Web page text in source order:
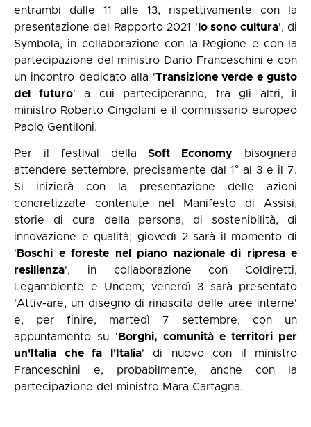
entrambi dalle 11 alle 13, rispettivamente con la
presentazione del Rapporto 2021 ' lo sono cultura', di
Symbola, in collaborazione con la Regione e con la
partecipazione del ministro Dario Franceschini e con
un incontro dedicato alla 'Transizione verde e gusto
del futuro' a cui parteciperanno, fra gli altri, il
ministro Roberto Cingolani e il commissario europeo
Paolo Gentiloni.
Per il festival dellaSoft Economy bisognerà
attendere settembre, precisamente dal 1° al 3 e il 7.
Si inizierà con la presentazione delle azioni
concretizzate contenute nel Manifesto di Assisi,
storie di cura della persona, di sostenibilità, di
innovazione e qualità; giovedì 2 sarà il momento di
' Boschi e foreste nel piano nazionale di ripresa e
resilienza', in collaborazione con Coldiretti,
Legambiente e Uncem; venerdì 3 sarà presentato
'Attiv-are, un disegno di rinascita delle aree interne'
e, per finire, martedì 7 settembre, con un
appuntamento su ' Borghi, comunità e territori per
un'Italia che fa l'Italia' di nuovo con il ministro
Franceschini e, probabilmente, anche con la
partecipazione del ministro Mara Carfagna.